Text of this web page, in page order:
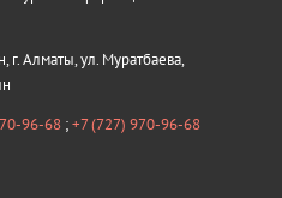
г. Алматы, ул. Муратбаева,
96-68 ;+7 (727) 970-96-68